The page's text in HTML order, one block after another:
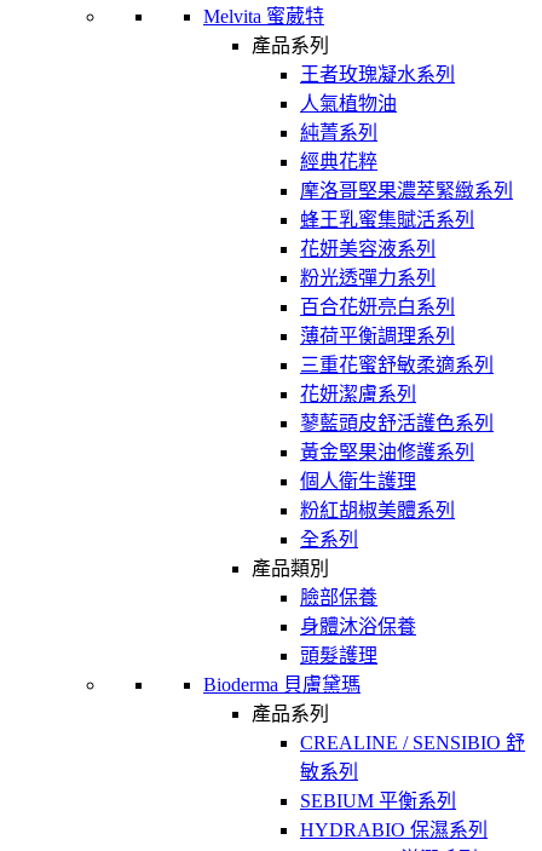
Melvita 蜜葳特
產品系列
王者玫瑰凝水系列
人氣植物油
純菁系列
經典花粹
摩洛哥堅果濃萃緊緻系列
蜂王乳蜜集賦活系列
花妍美容液系列
粉光透彈力系列
百合花妍亮白系列
薄荷平衡調理系列
三重花蜜舒敏柔適系列
花妍潔膚系列
蓼藍頭皮舒活護色系列
黃金堅果油修護系列
個人衛生護理
粉紅胡椒美體系列
全系列
產品類別
臉部保養
身體沐浴保養
頭髮護理
Bioderma 貝膚黛瑪
產品系列
CREALINE / SENSIBIO 舒
敏系列
SEBIUM 平衡系列
HYDRABIO 保濕系列